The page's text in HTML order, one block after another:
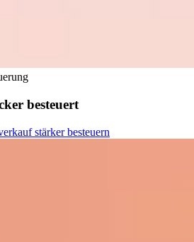
besteuert
stärker besteuern